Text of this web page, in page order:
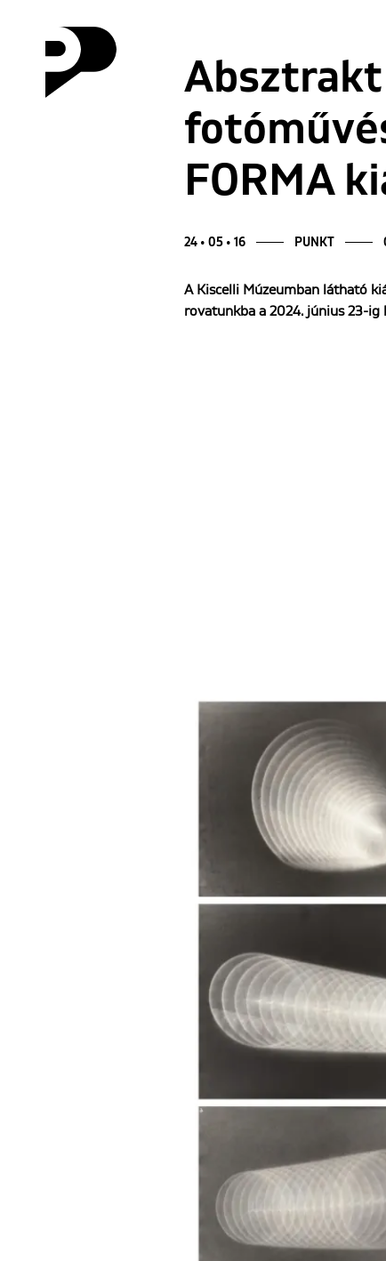
FORMA
24 • 05 • 16 PUNKT
A Kiscelli Múzeumban látható
rovatunkba a 2024. június 23-